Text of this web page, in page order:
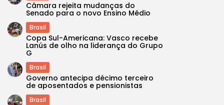
Câmara rejeita mudanças do
Senado para o novo Ensino Médio
Brasil
Copa Sul-Americana: Vasco recebe
Lanús de olho na liderança do Grupo
G
Brasil
Governo antecipa décimo terceiro
de aposentados e pensionistas
Brasil